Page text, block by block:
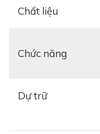
Chất liệu
Chức năng
Dự trữ